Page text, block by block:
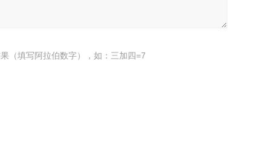
（填写阿拉伯数字），如：三加四=7